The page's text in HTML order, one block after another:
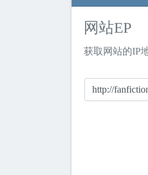
网站EP
获取网站的IP